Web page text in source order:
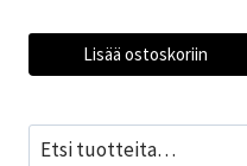
Lisää ostoskoriin
Etsi: